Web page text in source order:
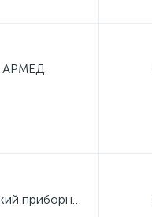
АРМЕД
Рязанский приборный завод